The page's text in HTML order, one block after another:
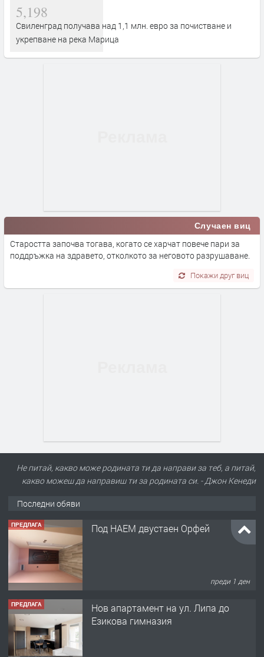
5,198
Свиленград получава над 1,1 млн. евро за почистване и
укрепване на река Марица
Случаен виц
Старостта започва тогава, когато се харчат повече пари за
поддръжка на здравето, отколкото за неговото разрушаване.
Покажи друг виц
Не питай, какво може родината ти да направи за теб, а питай,
какво можеш да направиш ти за родината си. - Джон Кенеди
Последни обяви
Под НАЕМ двустаен Орфей
ПРЕДЛАГА
Нов апартамент на ул. Липа до
преди 1 ден
ПРЕДЛАГА
🔑 ОБЗАВЕДЕНА ГАРСОНИЕРА ПОД
НАЕМ В КВ. „ОРФЕЙ“ – ДО